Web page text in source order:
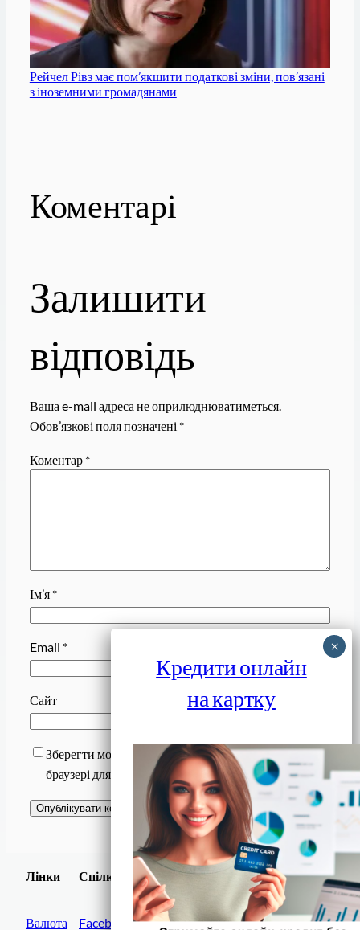
Рейчел Рівз має пом’якшити податкові зміни, пов’язані
з іноземними громадянами
Коментарі
Залишити
відповідь
Ваша e-mail адреса не оприлюднюватиметься.
Обов’язкові поля позначені *
Коментар *
Ім’я *
Email *
Сайт
Зберегти моє ім’я, e-mail, та адресу сайту в цьому
браузері для моїх подальших коментарів.
Лінки
Валюта
Спілки
Facebook
Завантажити
Android додаток
Кредити онлайн
на картку